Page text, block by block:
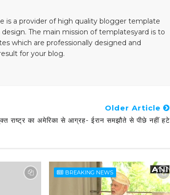
is a provider of high quality blogger template
The main mission of templatesyard is to
which are professionally designed and
for your blog.
Older Article
राष्ट्र का अमेरिका से आग्रह- ईरान समझौते से पीछे नहीं हटे
BREAKING NEWS